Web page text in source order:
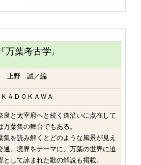
『万葉考古学』
上野 誠／編
ＫＡＤＯＫＡＷＡ
と太宰府へと続く道沿いに点在して
万葉集の舞台でもある。
を読み解くとどのような風景が見え
通、境界をテーマに、万葉の世界に迫
して詠まれた歌の解説も掲載。